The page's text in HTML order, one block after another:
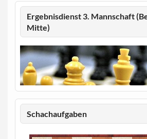
Ergebnisdienst 3. Mannschaft
Mitte)
Schachaufgaben